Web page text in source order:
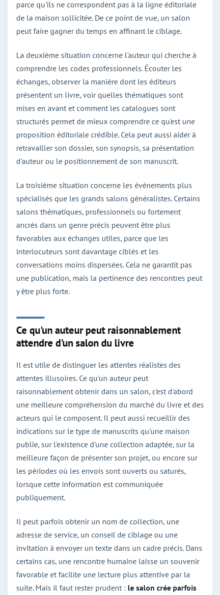
parce qu'ils ne correspondent pas à la ligne éditoriale
de la maison sollicitée. De ce point de vue, un salon
peut faire gagner du temps en affinant le ciblage.
La deuxième situation concerne l'auteur qui cherche à
comprendre les codes professionnels. Écouter les
échanges, observer la manière dont les éditeurs
présentent un livre, voir quelles thématiques sont
mises en avant et comment les catalogues sont
structurés permet de mieux comprendre ce qu'est une
proposition éditoriale crédible. Cela peut aussi aider à
retravailler son dossier, son synopsis, sa présentation
d'auteur ou le positionnement de son manuscrit.
La troisième situation concerne les événements plus
spécialisés que les grands salons généralistes. Certains
salons thématiques, professionnels ou fortement
ancrés dans un genre précis peuvent être plus
favorables aux échanges utiles, parce que les
interlocuteurs sont davantage ciblés et les
conversations moins dispersées. Cela ne garantit pas
une publication, mais la pertinence des rencontres peut
y être plus forte.
Ce qu'un auteur peut raisonnablement
attendre d'un salon du livre
Il est utile de distinguer les attentes réalistes des
attentes illusoires. Ce qu'un auteur peut
raisonnablement obtenir dans un salon, c'est d'abord
une meilleure compréhension du marché du livre et des
acteurs qui le composent. Il peut aussi recueillir des
indications sur le type de manuscrits qu'une maison
publie, sur l'existence d'une collection adaptée, sur la
meilleure façon de présenter son projet, ou encore sur
les périodes où les envois sont ouverts ou saturés,
lorsque cette information est communiquée
publiquement.
Il peut parfois obtenir un nom de collection, une
adresse de service, un conseil de ciblage ou une
invitation à envoyer un texte dans un cadre précis. Dans
certains cas, une rencontre humaine laisse un souvenir
favorable et facilite une lecture plus attentive par la
suite. Mais il faut rester prudent : le salon crée parfois